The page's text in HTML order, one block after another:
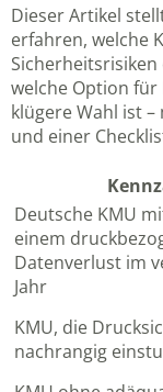
Dieser Artikel
erfahren, welche
welche Option
klügere Wahl ist
und einer
Deutsche KMU
einem
Datenverlust im
Jahr
KMU, die
nachrangig